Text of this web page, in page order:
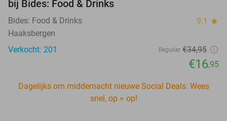
bij Bides: Food & Drinks
Bides: Food & Drinks 9.1 star
Haaksbergen
Verkocht: 201
Regulier €34,95
€16,95
Dagelijks om middernacht nieuwe Social Deals. Wees
snel, op = op!